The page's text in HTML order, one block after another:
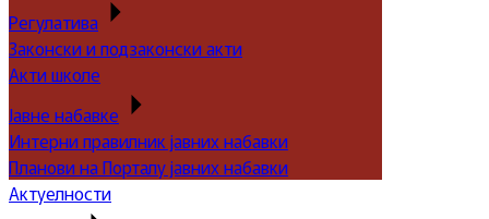
Регулатива
Законски и подзаконски акти
Акти школе
Јавне набавке
Интерни правилник јавних набавки
Планови на Порталу јавних набавки
Актуелности